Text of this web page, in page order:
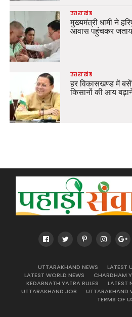
उत्तराखंड
मुख्यमंत्री धामी ने
आवास पहुंचकर
उत्तराखंड
हर विकासखण्ड में
किसानों की आय
UTTARAKHAND NEWS
LATEST
LATEST WORLD NEWS
CHARDHAM
KEDARNATH YATRA RULES
LATEST
UTTARAKHAND JOB
UTTARAKHAND
TERMS OF